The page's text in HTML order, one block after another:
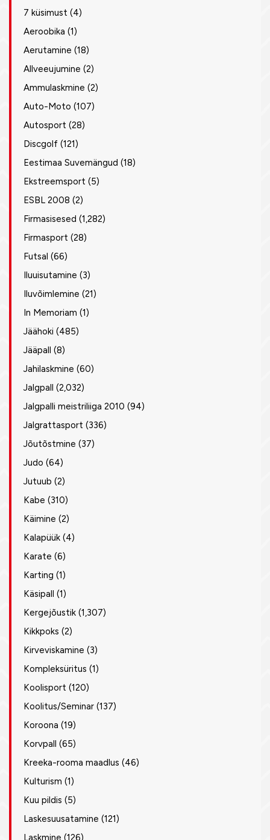
7 küsimust (4)
Aeroobika (1)
Aerutamine (18)
Allveeujumine (2)
Ammulaskmine (2)
Auto-Moto (107)
Autosport (28)
Discgolf (121)
Eestimaa Suvemängud (18)
Ekstreemsport (5)
ESBL 2008 (2)
Firmasisesed (1,282)
Firmasport (28)
Futsal (66)
Iluuisutamine (3)
Iluvõimlemine (21)
In Memoriam (1)
Jäähoki (485)
Jääpall (8)
Jahilaskmine (60)
Jalgpall (2,032)
Jalgpalli meistriliiga 2010 (94)
Jalgrattasport (336)
Jõutõstmine (37)
Judo (64)
Jutuub (2)
Kabe (310)
Käimine (2)
Kalapüük (4)
Karate (6)
Karting (1)
Käsipall (1)
Kergejõustik (1,307)
Kikkpoks (2)
Kirveviskamine (3)
Kompleksüritus (1)
Koolisport (120)
Koolitus/Seminar (137)
Koroona (19)
Korvpall (65)
Kreeka-rooma maadlus (46)
Kulturism (1)
Kuu pildis (5)
Laskesuusatamine (121)
Laskmine (126)